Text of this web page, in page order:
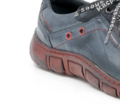
hvězdiček.